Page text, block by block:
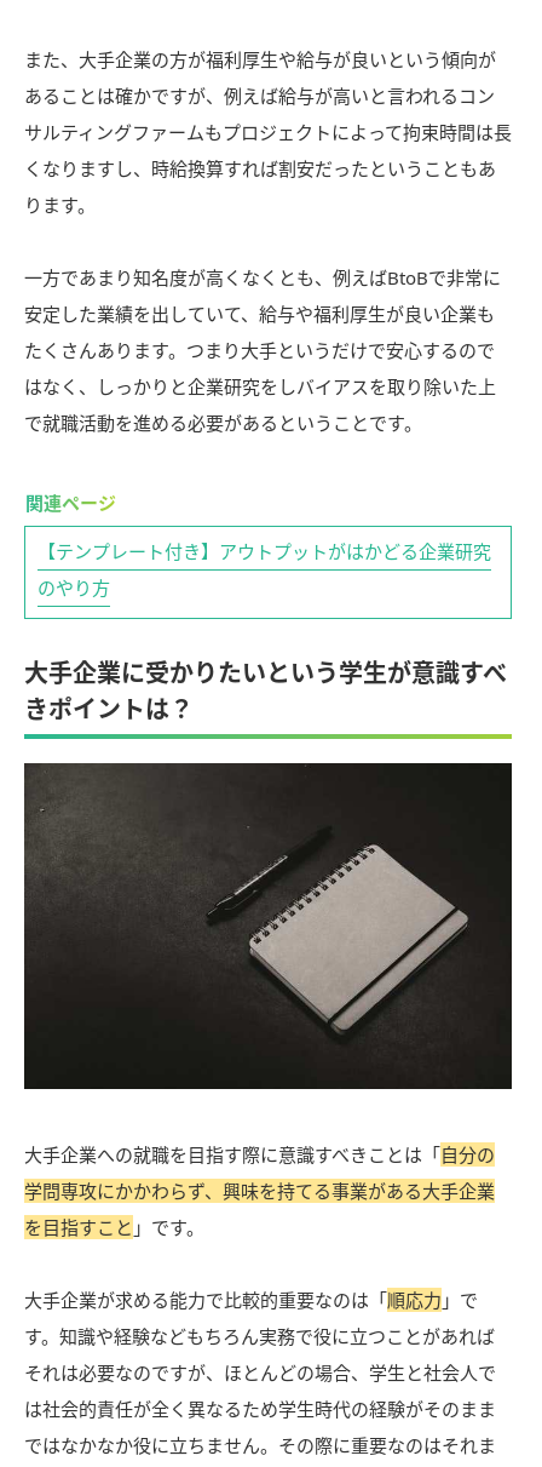
また、大手企業の方が福利厚生や給与が良いという傾向が
あることは確かですが、例えば給与が高いと言われるコン
サルティングファームもプロジェクトによって拘束時間は長
くなりますし、時給換算すれば割安だったということもあ
ります。
一方であまり知名度が高くなくとも、例えばBtoBで非常に
安定した業績を出していて、給与や福利厚生が良い企業も
たくさんあります。つまり大手というだけで安心するので
はなく、しっかりと企業研究をしバイアスを取り除いた上
で就職活動を進める必要があるということです。
【テンプレート付き】アウトプットがはかどる企業研究
のやり方
大手企業に受かりたいという学生が意識すべ
きポイントは？
大手企業への就職を目指す際に意識すべきことは「自分の
学問専攻にかかわらず、興味を持てる事業がある大手企業
を目指すこと 」です。
大手企業が求める能力で比較的重要なのは「順応力 」で
す。知識や経験などもちろん実務で役に立つことがあれば
それは必要なのですが、ほとんどの場合、学生と社会人で
は社会的責任が全く異なるため学生時代の経験がそのまま
ではなかなか役に立ちません。その際に重要なのはそれま